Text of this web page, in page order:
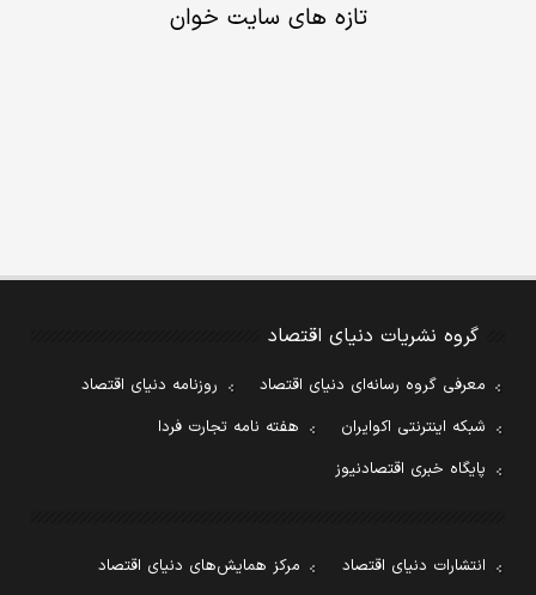
تازه های سایت خوان
گروه نشریات دنیای اقتصاد
معرفی گروه رسانه‌ای دنیای اقتصاد
روزنامه دنیای اقتصاد
شبکه اینترنتی اکوایران
هفته نامه تجارت فردا
پایگاه خبری اقتصادنیوز
انتشارات دنیای اقتصاد
مرکز همایش‌های دنیای اقتصاد